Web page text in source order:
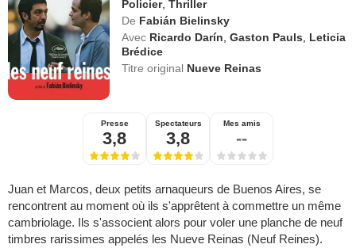
Policier,Thriller
De Fabián Bielinsky
Avec Ricardo Darín,Gaston Pauls, Leticia
Brédice
Titre original Nueve Reinas
Presse
3,8
Spectateurs
3,8
Mes amis
--
Juan et Marcos, deux petits arnaqueurs de Buenos Aires, se
rencontrent au moment où ils s'apprêtent à commettre un même
cambriolage. Ils s'associent alors pour voler une planche de neuf
timbres rarissimes appelés les Nueve Reinas (Neuf Reines).